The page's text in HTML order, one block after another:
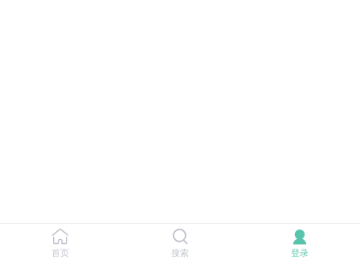
首页 搜索 登录